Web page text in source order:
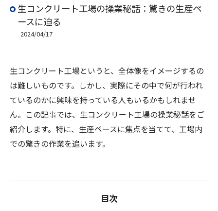
生コンクリート工場の操業秘話：驚きの生産ペ
ースに迫る
2024/04/17
生コンクリート工場というと、全体像をイメージするの
は難しいものです。しかし、実際にその中で何が行われ
ているのかに興味を持っている人もいるかもしれませ
ん。この記事では、生コンクリート工場の操業秘話をご
紹介します。特に、生産ペースに焦点を当てて、工場内
での驚きの作業を追います。
目次